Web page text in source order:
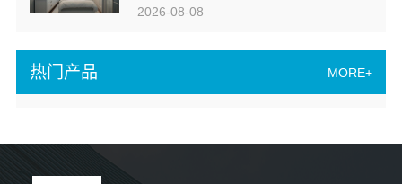
热门产品 MORE+
2026-08-08